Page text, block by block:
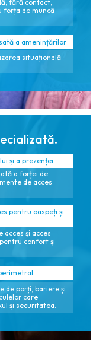
fără contact,
forța de muncă
a amenințărilor
situațională
și a prezenței
a forței de
de acces
pentru oaspeți și
acces și acces
confort și
de porți, bariere și
care
și securitatea.